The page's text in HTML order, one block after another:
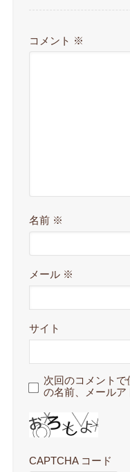
コメント ※
名前 ※
メール ※
サイト
次回のコメント
の名前、メールア
CAPTCHA コード